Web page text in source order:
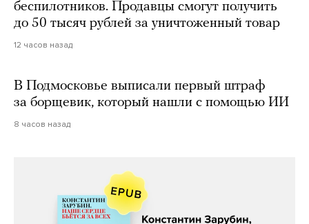
беспилотников. Продавцы смогут получить
до 50 тысяч рублей за уничтоженный товар
12 часов назад
В Подмосковье выписали первый штраф
за борщевик, который нашли с помощью ИИ
8 часов назад